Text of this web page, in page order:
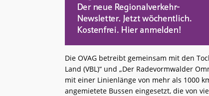
Die OVAG betreibt gemeinsam mit den
Land (VBL)“ und „Der Radevormwalder
mit einer Linienlänge von mehr als 1000
angemietete Bussen eingesetzt, die von